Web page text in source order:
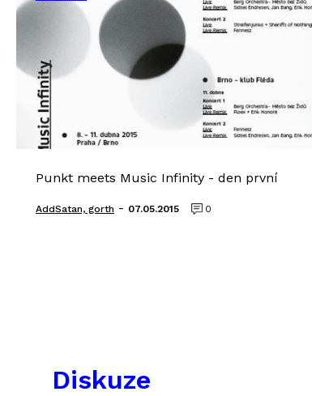
Punkt meets Music Infinity - den první
AddSatan, gorth - 07.05.2015 0
Diskuze